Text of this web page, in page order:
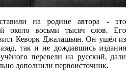
на родине автора - это
около восьми тысяч слов. Его
Кеворк Джалашьян. Он ушёл из
так и не дождавшись издания
перевели на русский, дали
дополнили первоисточник.